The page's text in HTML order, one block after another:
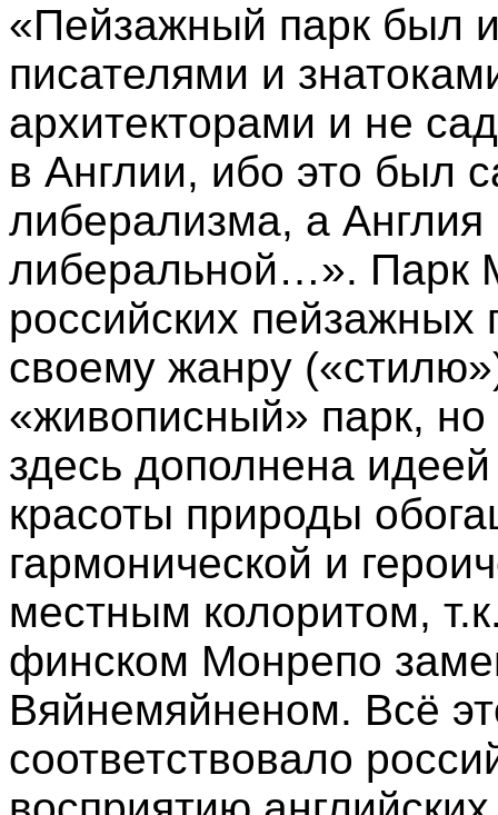
«Пейзажный парк был
писателями и
архитекторами и не
в Англии, ибо это был
либерализма, а
либеральной…». Парк
российских
своему жанру
«живописный» парк,
здесь дополнена
красоты природы
гармонической и
местным колоритом,
финском Монрепо
Вяйнемяйненом. Всё
соответствовало